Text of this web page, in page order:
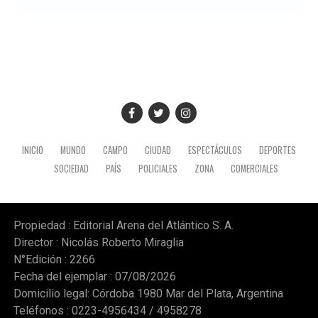
INICIO MUNDO CAMPO CIUDAD ESPECTÁCULOS
DEPORTES
SOCIEDAD
PAÍS POLICIALES ZONA COMERCIALES
Propiedad : Editorial Arena del Atlántico S. A.
Director : Nicolás Roberto Miraglia
N°Edición : 2266
Fecha del ejemplar : 07/08/2026
Domicilio legal: Córdoba 1980 Mar del Plata, Argentina
Teléfonos : 0223-4956434 / 4958278